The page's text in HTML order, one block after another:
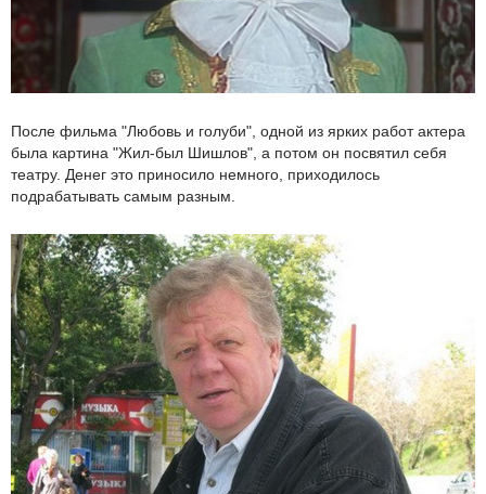
После фильма "Любовь и голуби", одной из ярких работ актера
была картина "Жил-был Шишлов", а потом он посвятил себя
театру. Денег это приносило немного, приходилось
подрабатывать самым разным.